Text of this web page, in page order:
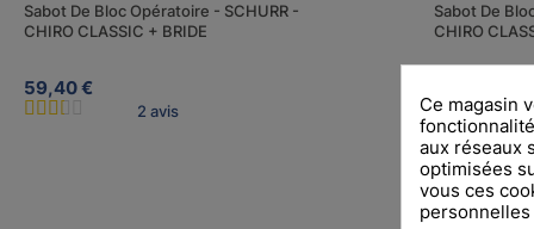
Sabot De Bloc Opératoire - SCHURR -
CHIRO CLASSIC + BRIDE
59,40 €
2 avis
Sabot De
CHIRO
Ce magasin
aux réseaux
optimisées
vous ces
personnelles